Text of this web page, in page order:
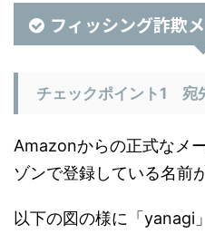
フィッシング詐欺
チェックポイント1 宛
Amazonからの正式なメ
ゾンで登録している名前
以下の図の様に「yanagi